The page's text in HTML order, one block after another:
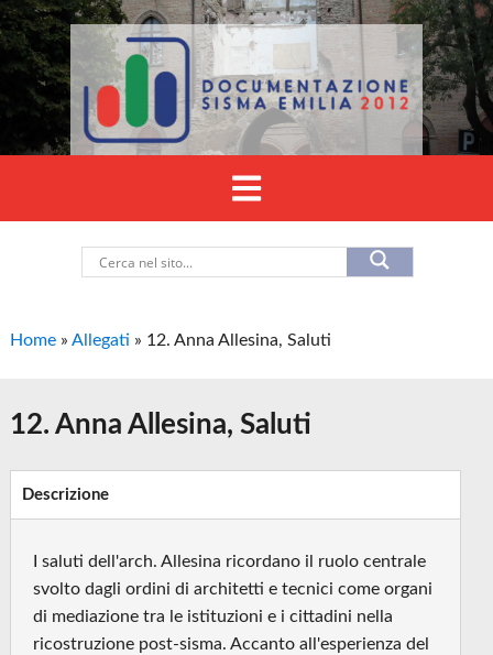
Home »Allegati » 12. Anna Allesina, Saluti
12. Anna Allesina, Saluti
Descrizione
I saluti dell'arch. Allesina ricordano il ruolo centrale
svolto dagli ordini di architetti e tecnici come organi
di mediazione tra le istituzioni e i cittadini nella
ricostruzione post-sisma. Accanto all'esperienza del